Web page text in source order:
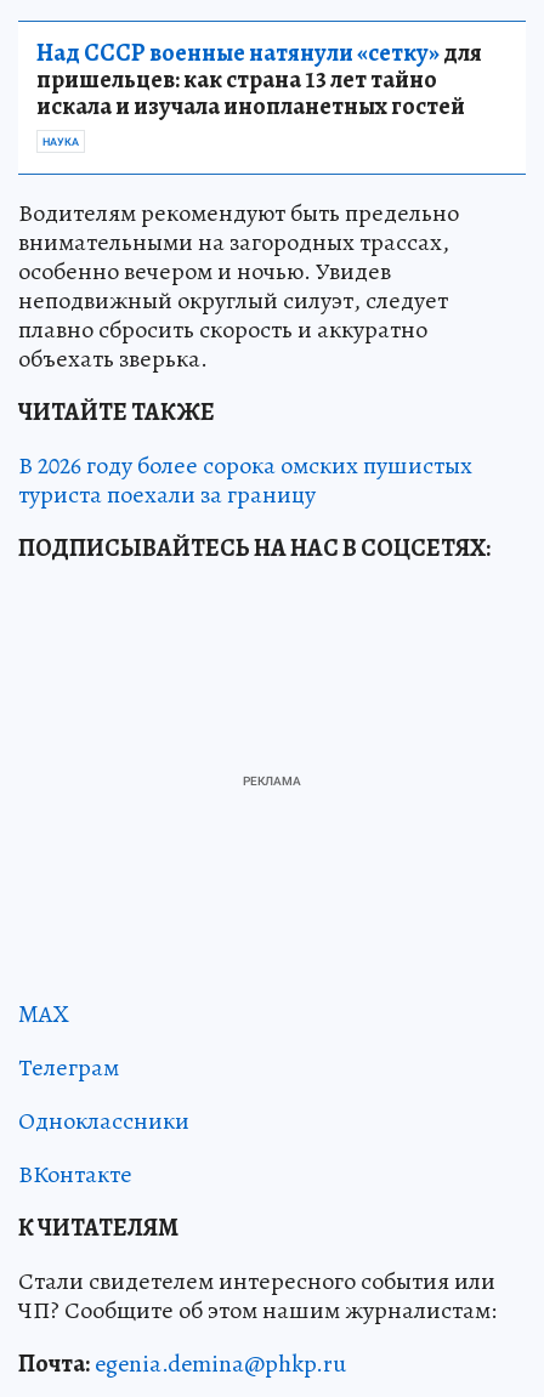
Над СССР военные натянули «сетку»для
пришельцев: как страна 13 лет тайно
искала и изучала инопланетных гостей
НАУКА
Водителям рекомендуют быть предельно
внимательными на загородных трассах,
особенно вечером и ночью. Увидев
неподвижный округлый силуэт, следует
плавно сбросить скорость и аккуратно
объехать зверька.
ЧИТАЙТЕ ТАКЖЕ
В 2026 году более сорока омских пушистых
туриста поехали за границу
ПОДПИСЫВАЙТЕСЬ НА НАС В СОЦСЕТЯХ:
MAX
Телеграм
Одноклассники
ВКонтакте
К ЧИТАТЕЛЯМ
Стали свидетелем интересного события или
ЧП? Сообщите об этом нашим журналистам:
Почта:egenia.demina@phkp.ru